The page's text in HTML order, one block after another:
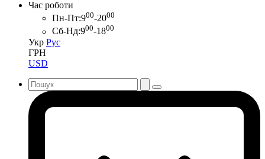
Час роботи
Пн-Пт:900-2000
Сб-Нд:900-1800
Укр Рус
ГРН
USD